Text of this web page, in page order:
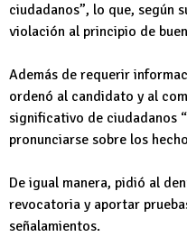
ciudadanos”, lo que, según
violación al principio de
Además de requerir
ordenó al candidato y al
significativo de ciudadanos
pronunciarse sobre los
De igual manera, pidió al
revocatoria y aportar
señalamientos.